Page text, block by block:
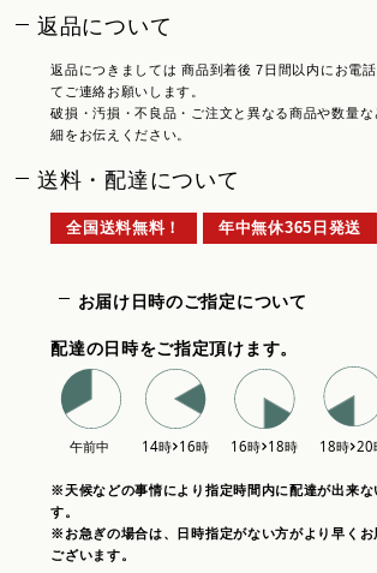
返品について
返品につきましては 商品到着後 7日間以内にお電
てご連絡お願いします。
破損・汚損・不良品・ご注文と異なる商品や数量
細をお伝えください。
送料・配達について
全国送料無料！ 年中無休365日発送
お届け日時のご指定について
配達の日時をご指定頂けます。
※天候などの事情により指定時間内に配達が出来な
す。
※お急ぎの場合は、日時指定がない方がより早くお
ございます。